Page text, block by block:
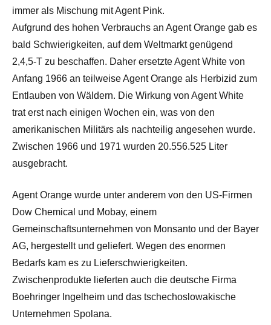
immer als Mischung mit Agent Pink.
Aufgrund des hohen Verbrauchs an Agent Orange gab es
bald Schwierigkeiten, auf dem Weltmarkt genügend
2,4,5-T zu beschaffen. Daher ersetzte Agent White von
Anfang 1966 an teilweise Agent Orange als Herbizid zum
Entlauben von Wäldern. Die Wirkung von Agent White
trat erst nach einigen Wochen ein, was von den
amerikanischen Militärs als nachteilig angesehen wurde.
Zwischen 1966 und 1971 wurden 20.556.525 Liter
ausgebracht.
Agent Orange wurde unter anderem von den US-Firmen
Dow Chemical und Mobay, einem
Gemeinschaftsunternehmen von Monsanto und der Bayer
AG, hergestellt und geliefert. Wegen des enormen
Bedarfs kam es zu Lieferschwierigkeiten.
Zwischenprodukte lieferten auch die deutsche Firma
Boehringer Ingelheim und das tschechoslowakische
Unternehmen Spolana.